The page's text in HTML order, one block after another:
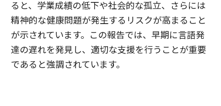
ると、学業成績の低下や社会的な孤立、さらには
精神的な健康問題が発生するリスクが高まること
が示されています。この報告では、早期に言語発
達の遅れを発見し、適切な支援を行うことが重要
であると強調されています。